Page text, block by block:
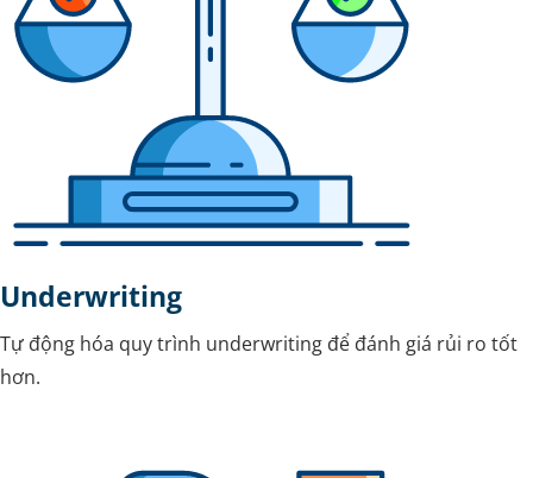
Underwriting
Tự động hóa quy trình underwriting để đánh giá rủi ro tốt
hơn.